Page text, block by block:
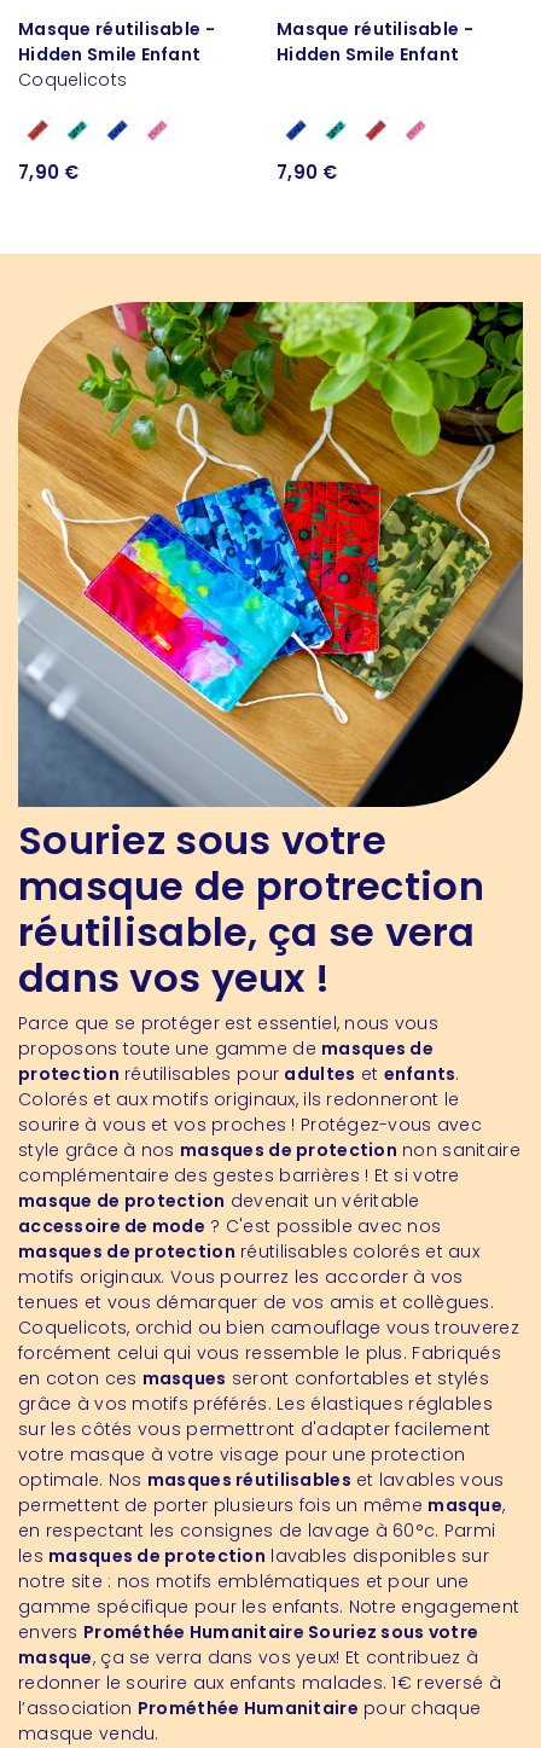
Masque réutilisable -
Hidden Smile Enfant
Coquelicots
7,90 €
Masque réutilisable -
Hidden Smile Enfant
7,90 €
Souriez sous votre
masque de protrection
réutilisable, ça se vera
dans vos yeux !
Parce que se protéger est essentiel, nous vous
proposons toute une gamme de masques de
protection réutilisables pour adultes et enfants.
Colorés et aux motifs originaux, ils redonneront le
sourire à vous et vos proches ! Protégez-vous avec
style grâce à nos masques de protection non sanitaire
complémentaire des gestes barrières ! Et si votre
masque de protection devenait un véritable
accessoire de mode ? C'est possible avec nos
masques de protection réutilisables colorés et aux
motifs originaux. Vous pourrez les accorder à vos
tenues et vous démarquer de vos amis et collègues.
Coquelicots, orchid ou bien camouflage vous trouverez
forcément celui qui vous ressemble le plus. Fabriqués
en coton ces masques seront confortables et stylés
grâce à vos motifs préférés. Les élastiques réglables
sur les côtés vous permettront d'adapter facilement
votre masque à votre visage pour une protection
optimale. Nos masques réutilisables et lavables vous
permettent de porter plusieurs fois un même masque,
en respectant les consignes de lavage à 60°c. Parmi
les masques de protection lavables disponibles sur
notre site : nos motifs emblématiques et pour une
gamme spécifique pour les enfants. Notre engagement
envers Prométhée Humanitaire Souriez sous votre
masque, ça se verra dans vos yeux! Et contribuez à
redonner le sourire aux enfants malades. 1€ reversé à
l’association Prométhée Humanitaire pour chaque
masque vendu.